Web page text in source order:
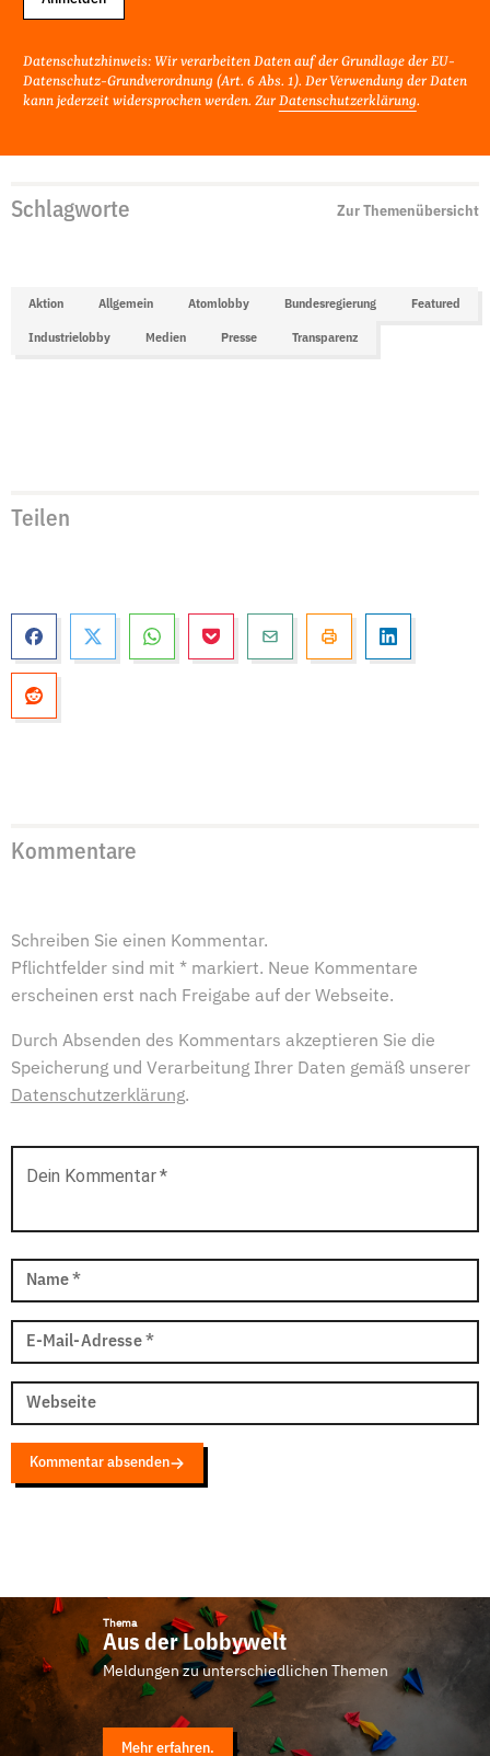
Datenschutzhinweis: Wir verarbeiten Daten auf der Grundlage der EU-
Datenschutz-Grundverordnung (Art. 6 Abs. 1). Der Verwendung der Daten
kann jederzeit widersprochen werden. Zur Datenschutzerklärung.
Schlagworte Zur Themenübersicht
Aktion Allgemein Atomlobby Bundesregierung Featured
Industrielobby Medien Presse Transparenz
Teilen
Kommentare
Schreiben Sie einen Kommentar.
Pflichtfelder sind mit * markiert. Neue Kommentare
erscheinen erst nach Freigabe auf der Webseite.
Durch Absenden des Kommentars akzeptieren Sie die
Speicherung und Verarbeitung Ihrer Daten gemäß unserer
Datenschutzerklärung.
Dein Kommentar*
Name *
E-Mail-Adresse *
Webseite
Kommentar absenden
Thema
Aus der Lobbywelt
Meldungen zu unterschiedlichen Themen
Mehr erfahren.